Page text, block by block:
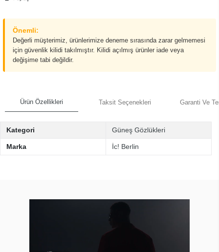
Önemli:
Değerli müşterimiz, ürünlerimize deneme sırasında zarar gelmemesi
için güvenlik kilidi takılmıştır. Kilidi açılmış ürünler iade veya
değişime tabi değildir.
Ürün Özellikleri Taksit Seçenekleri Garanti Ve
Kategori Güneş Gözlükleri
Marka İc! Berlin